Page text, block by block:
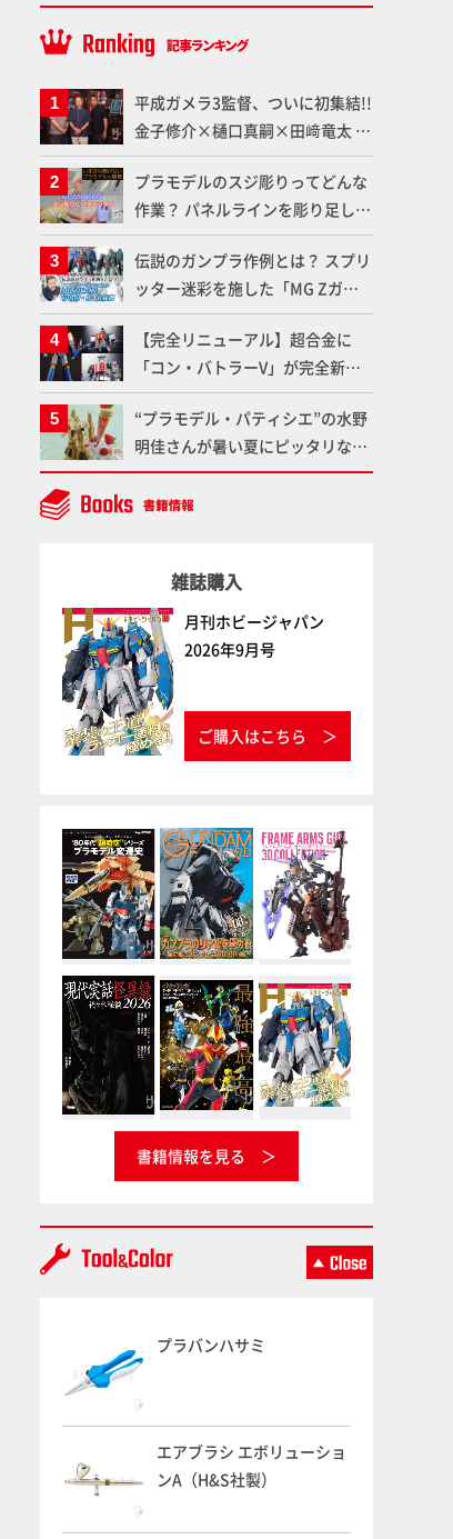
平成ガメラ3監督、ついに初集結!!
金子修介×樋口真嗣×田﨑竜太 4
体のガメラを未来へつなぐ特別鼎
談「ガメラ永久保存化プロジェク
ト FINAL」
プラモデルのスジ彫りってどんな
作業？ パネルラインを彫り足して
作品を映えさせよう！【いまさら
聞けないプラモデルの基礎：スジ
彫りとパネルライン】
伝説のガンプラ作例とは？ スプリ
ッター迷彩を施した「MG Zガン
ダム アムロ・レイ仕様機」をMAX
渡辺がふたたび塗る!!【試し読
み】
【完全リニューアル】超合金に
「コン・バトラーV」が完全新規
造形で登場！気になる仕様を試作
品の撮り下ろしでご紹介!!さらに
「大鉄人17」＆「ワンエイト」セ
ット情報もお届け！【超合金の
魂】
“プラモデル・パティシエ”の水野
明佳さんが暑い夏にピッタリな
「リック・ディアス〜アイス
ver.〜」を製作【ガンダムフォワ
雑誌購入
月刊ホビージャパン
2026年9月号
ご購入はこちら
書籍情報を見る
プラバンハサミ
エアブラシ エボリューショ
ンA（H&S社製）